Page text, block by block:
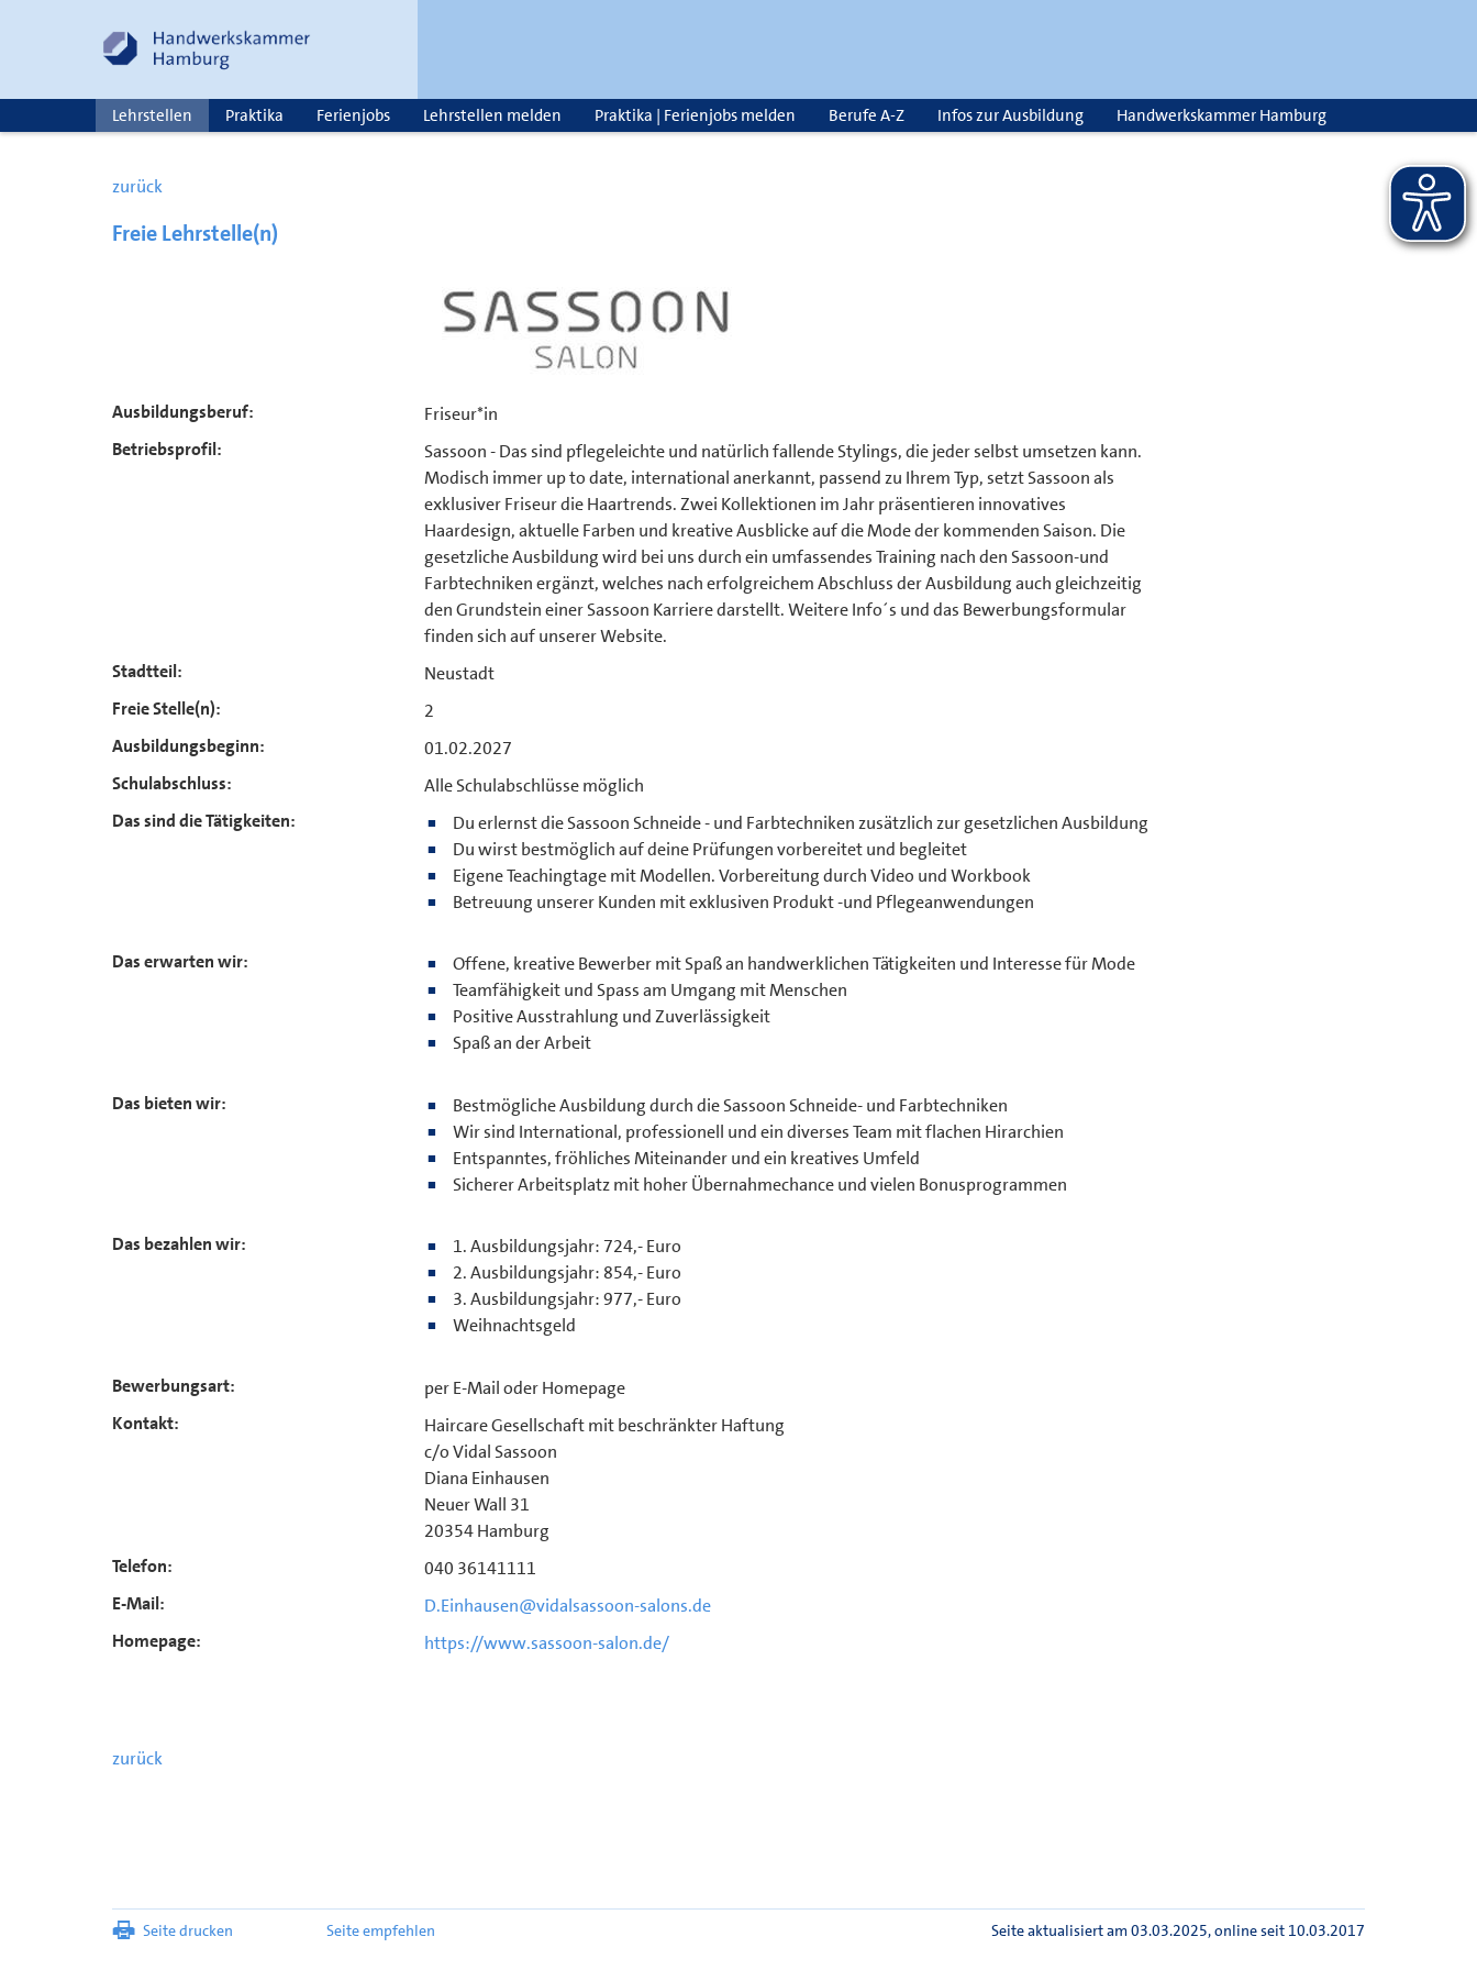
Lehrstellen Praktika Ferienjobs Lehrstellen melden Praktika | Ferienjobs melden Berufe A-Z Infos zur Ausbildung Handwerkskammer Hamburg
zurück
Freie Lehrstelle(n)
Ausbildungsberuf:
Friseur*in
Betriebsprofil:
Sassoon - Das sind pflegeleichte und natürlich fallende Stylings, die jeder selbst umsetzen kann.
Modisch immer up to date, international anerkannt, passend zu Ihrem Typ, setzt Sassoon als
exklusiver Friseur die Haartrends. Zwei Kollektionen im Jahr präsentieren innovatives
Haardesign, aktuelle Farben und kreative Ausblicke auf die Mode der kommenden Saison. Die
gesetzliche Ausbildung wird bei uns durch ein umfassendes Training nach den Sassoon-und
Farbtechniken ergänzt, welches nach erfolgreichem Abschluss der Ausbildung auch gleichzeitig
den Grundstein einer Sassoon Karriere darstellt. Weitere Info´s und das Bewerbungsformular
finden sich auf unserer Website.
Stadtteil:
Neustadt
Freie Stelle(n):
2
Ausbildungsbeginn:
01.02.2027
Schulabschluss:
Alle Schulabschlüsse möglich
Das sind die Tätigkeiten:
Du erlernst die Sassoon Schneide - und Farbtechniken zusätzlich zur gesetzlichen Ausbildung
Du wirst bestmöglich auf deine Prüfungen vorbereitet und begleitet
Eigene Teachingtage mit Modellen. Vorbereitung durch Video und Workbook
Betreuung unserer Kunden mit exklusiven Produkt -und Pflegeanwendungen
Das erwarten wir:
Offene, kreative Bewerber mit Spaß an handwerklichen Tätigkeiten und Interesse für Mode
Teamfähigkeit und Spass am Umgang mit Menschen
Positive Ausstrahlung und Zuverlässigkeit
Spaß an der Arbeit
Das bieten wir:
Bestmögliche Ausbildung durch die Sassoon Schneide- und Farbtechniken
Wir sind International, professionell und ein diverses Team mit flachen Hirarchien
Entspanntes, fröhliches Miteinander und ein kreatives Umfeld
Sicherer Arbeitsplatz mit hoher Übernahmechance und vielen Bonusprogrammen
Das bezahlen wir:
1. Ausbildungsjahr: 724,- Euro
2. Ausbildungsjahr: 854,- Euro
3. Ausbildungsjahr: 977,- Euro
Weihnachtsgeld
Bewerbungsart:
per E-Mail oder Homepage
Kontakt:
Haircare Gesellschaft mit beschränkter Haftung
c/o Vidal Sassoon
Diana Einhausen
Neuer Wall 31
20354 Hamburg
Telefon:
040 36141111
E-Mail:
D.Einhausen@vidalsassoon-salons.de
Homepage:
https://www.sassoon-salon.de/
zurück
Seite drucken Seite empfehlen Seite aktualisiert am 03.03.2025, online seit 10.03.2017